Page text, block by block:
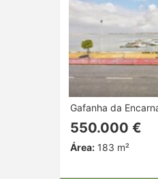
Gafanha da
550.000 €
Área:183 m²